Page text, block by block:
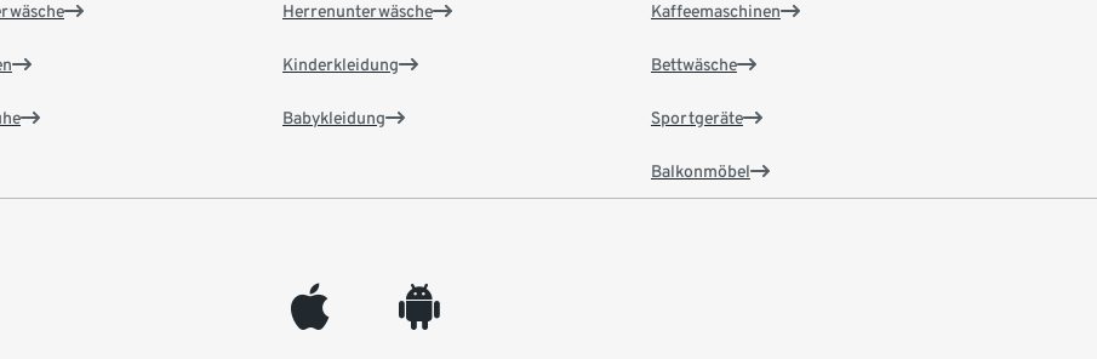
Herrenunterwäsche
Kinderkleidung
Babykleidung
Kaffeemaschinen
Bettwäsche
Sportgeräte
Balkonmöbel
appleinc android